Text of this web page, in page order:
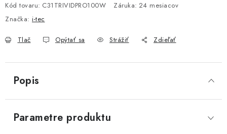
Kód tovaru: C31TRIVIDPRO100W Záruka: 24 mesiacov
Značka: i-tec
Tlač Opýtať sa Strážiť Zdieľať
Popis
Parametre produktu